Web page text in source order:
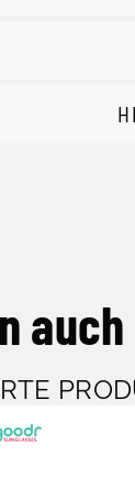
auch